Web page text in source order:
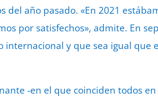
del año pasado. «En 2021
por satisfechos», admite. En
y que sea igual que
-en el que coinciden todos